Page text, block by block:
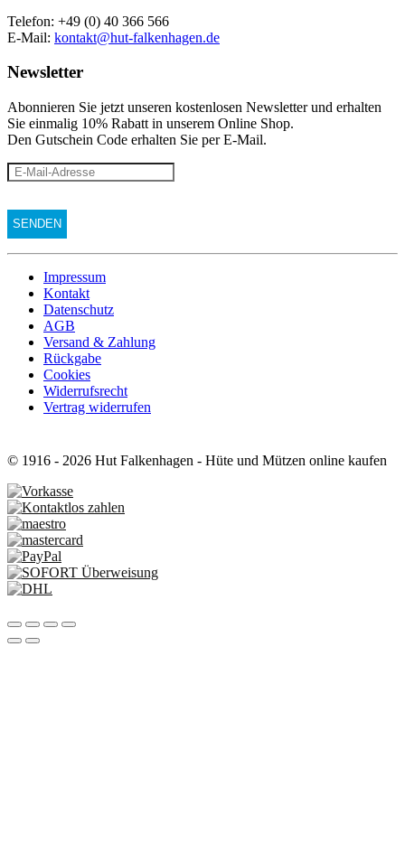
Telefon: +49 (0) 40 366 566
E-Mail: kontakt@hut-falkenhagen.de
Newsletter
Abonnieren Sie jetzt unseren kostenlosen Newsletter und erhalten
Sie einmalig 10% Rabatt in unserem Online Shop.
Den Gutschein Code erhalten Sie per E-Mail.
Impressum
Kontakt
Datenschutz
AGB
Versand & Zahlung
Rückgabe
Cookies
Widerrufsrecht
Vertrag widerrufen
© 1916 - 2026 Hut Falkenhagen - Hüte und Mützen online kaufen